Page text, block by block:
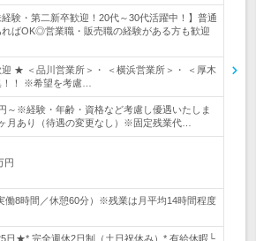
経験・第二新卒歓迎！20代～30代活躍中！】普通
ればOK◎営業職・販売職の経験がある方も歓迎
★ ＜品川営業所＞・ ＜横浜営業所＞・ ＜厚木
！！ ※希望を考慮…
～※経験・年齢・資格など考慮し優遇いたしま
月あり（待遇の変更なし）※固定残業代…
円
働8時間／休憩60分）※残業は月平均14時間程度
日★* 完全週休2日制（土日祝休み）* 有給休暇└